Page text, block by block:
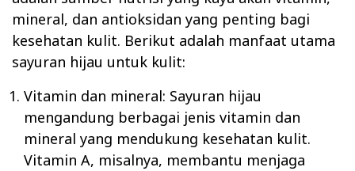
mineral, dan antioksidan yang penting bagi
kesehatan kulit. Berikut adalah manfaat utama
sayuran hijau untuk kulit:
Vitamin dan mineral: Sayuran hijau
mengandung berbagai jenis vitamin dan
mineral yang mendukung kesehatan kulit.
Vitamin A, misalnya, membantu menjaga